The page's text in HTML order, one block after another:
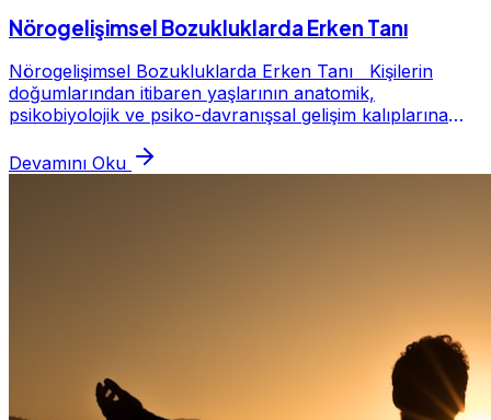
Nörogelişimsel Bozukluklarda Erken Tanı
Nörogelişimsel Bozukluklarda Erken Tanı Kişilerin
doğumlarından itibaren yaşlarının anatomik,
psikobiyolojik ve psiko-davranışsal gelişim kalıplarına
Devamını Oku